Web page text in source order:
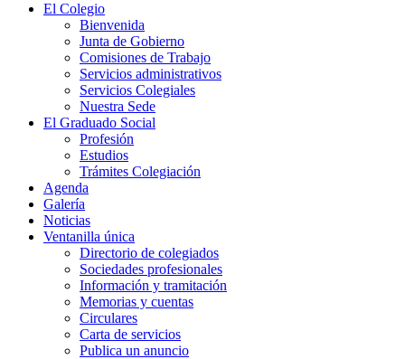
El Colegio
Bienvenida
Junta de Gobierno
Comisiones de Trabajo
Servicios administrativos
Servicios Colegiales
Nuestra Sede
El Graduado Social
Profesión
Estudios
Trámites Colegiación
Agenda
Galería
Noticias
Ventanilla única
Directorio de colegiados
Sociedades profesionales
Información y tramitación
Memorias y cuentas
Circulares
Carta de servicios
Publica un anuncio